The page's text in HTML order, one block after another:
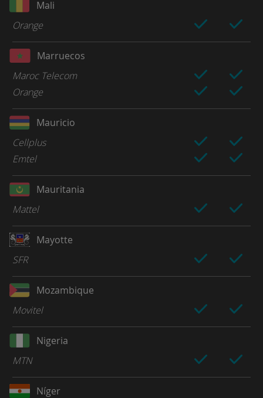
Mali
Orange
Marruecos
Maroc Telecom
Orange
Mauricio
Cellplus
Emtel
Mauritania
Mattel
Mayotte
SFR
Mozambique
Movitel
Nigeria
MTN
Níger